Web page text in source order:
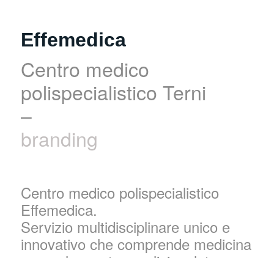
Effemedica
Centro medico
polispecialistico Terni
–
branding
Centro medico polispecialistico
Effemedica.
Servizio multidisciplinare unico e
innovativo che comprende medicina